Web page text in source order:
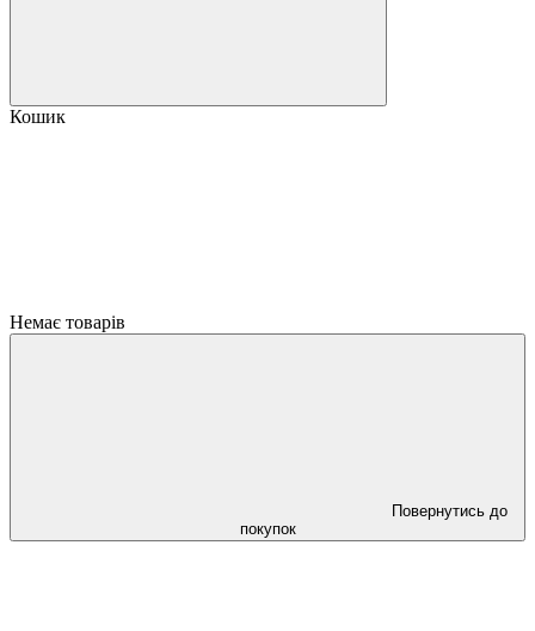
Кошик
Немає товарів
Повернутись до
покупок